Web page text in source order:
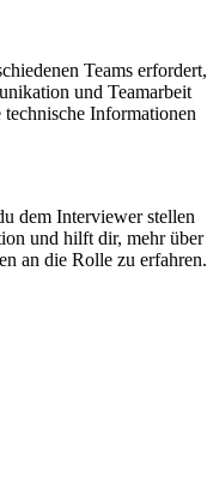
Teams erfordert,
und Teamarbeit
Informationen
dem Interviewer stellen
und hilft dir, mehr über
an die Rolle zu erfahren.